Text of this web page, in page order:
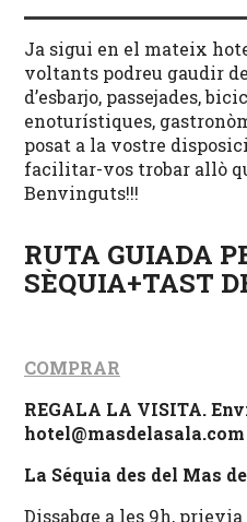
Ja sigui en el mateix
voltants podreu gaudir
d’esbarjo, passejades,
enoturístiques,
posat a la vostre
facilitar-vos trobar allò
Benvinguts!!!
RUTA GUIADA
SÈQUIA+TAST
COMPRAR
REGALA LA VISITA.
La Séquia des del Mas
Dissabge a les 9h,